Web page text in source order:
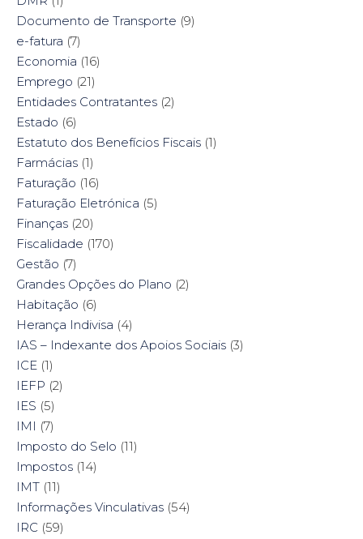
Documento de Transporte (9)
e-fatura (7)
Economia (16)
Emprego (21)
Entidades Contratantes (2)
Estado (6)
Estatuto dos Benefícios Fiscais (1)
Farmácias (1)
Faturação (16)
Faturação Eletrónica (5)
Finanças (20)
Fiscalidade (170)
Gestão (7)
Grandes Opções do Plano (2)
Habitação (6)
Herança Indivisa (4)
IAS – Indexante dos Apoios Sociais (3)
ICE (1)
IEFP (2)
IES (5)
IMI (7)
Imposto do Selo (11)
Impostos (14)
IMT (11)
Informações Vinculativas (54)
IRC (59)